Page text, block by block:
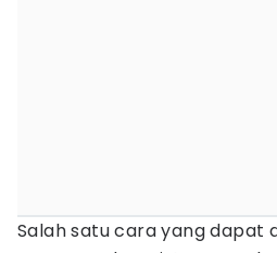
Salah satu cara yang dapat